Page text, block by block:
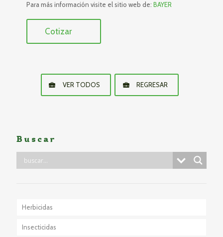
Para más información visite el sitio web de: BAYER
Cotizar
VER TODOS REGRESAR
Buscar
Herbicidas
Insecticidas